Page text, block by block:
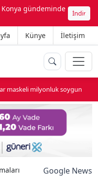
Konya gündeminde
İndir
Künye İletişim
maskeli milyonluk soygun
geleceği ALIS26’da
Google News